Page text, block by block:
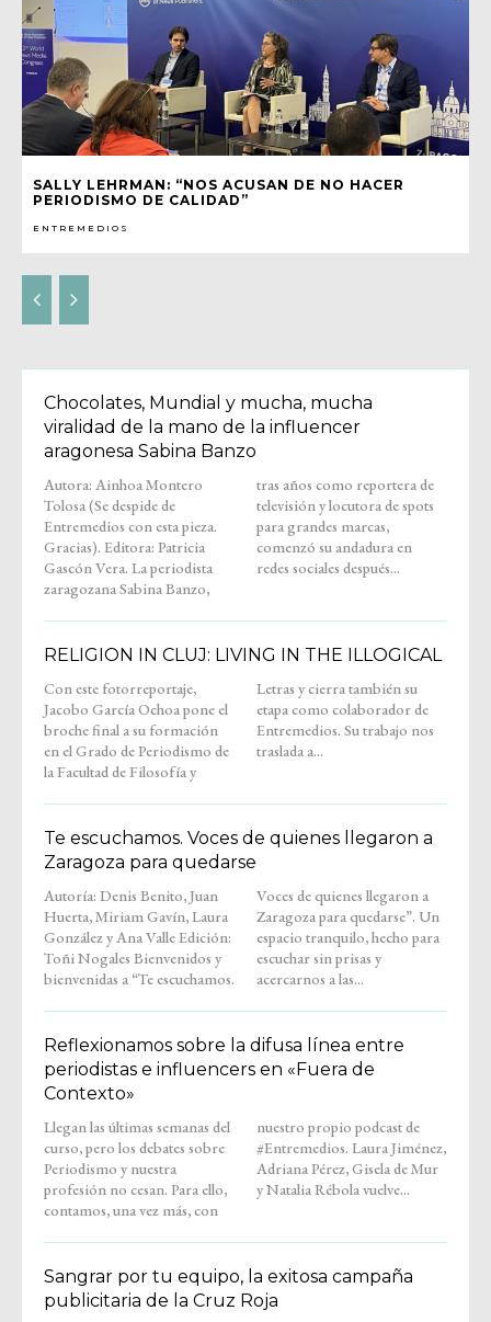
SALLY LEHRMAN: “NOS ACUSAN DE NO HACER
PERIODISMO DE CALIDAD”
ENTREMEDIOS
Chocolates, Mundial y mucha, mucha
viralidad de la mano de la influencer
aragonesa Sabina Banzo
Autora: Ainhoa Montero
Tolosa (Se despide de
Entremedios con esta pieza.
Gracias). Editora: Patricia
Gascón Vera. La periodista
zaragozana Sabina Banzo,
tras años como reportera de
televisión y locutora de spots
para grandes marcas,
comenzó su andadura en
redes sociales después...
RELIGION IN CLUJ: LIVING IN THE ILLOGICAL
Con este fotorreportaje,
Jacobo García Ochoa pone el
broche final a su formación
en el Grado de Periodismo de
la Facultad de Filosofía y
Letras y cierra también su
etapa como colaborador de
Entremedios. Su trabajo nos
traslada a...
Te escuchamos. Voces de quienes llegaron a
Zaragoza para quedarse
Autoría: Denis Benito, Juan
Huerta, Miriam Gavín, Laura
González y Ana Valle Edición:
Toñi Nogales Bienvenidos y
bienvenidas a “Te escuchamos.
Voces de quienes llegaron a
Zaragoza para quedarse”. Un
espacio tranquilo, hecho para
escuchar sin prisas y
acercarnos a las...
Reflexionamos sobre la difusa línea entre
periodistas e influencers en «Fuera de
Contexto»
Llegan las últimas semanas del
curso, pero los debates sobre
Periodismo y nuestra
profesión no cesan. Para ello,
contamos, una vez más, con
nuestro propio podcast de
#Entremedios. Laura Jiménez,
Adriana Pérez, Gisela de Mur
y Natalia Rébola vuelve...
Sangrar por tu equipo, la exitosa campaña
publicitaria de la Cruz Roja